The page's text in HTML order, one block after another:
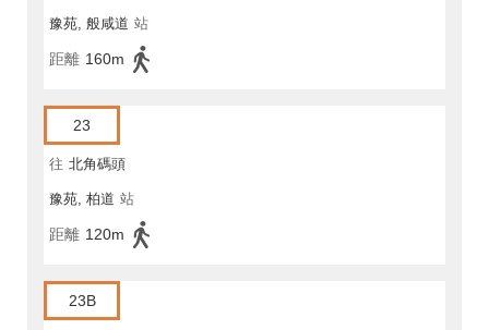
豫苑, 般咸道 站
距離 160m
23
往 北角碼頭
豫苑, 柏道 站
距離 120m
23B